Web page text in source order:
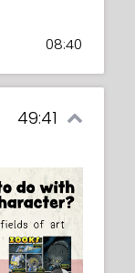
08:40
49:41